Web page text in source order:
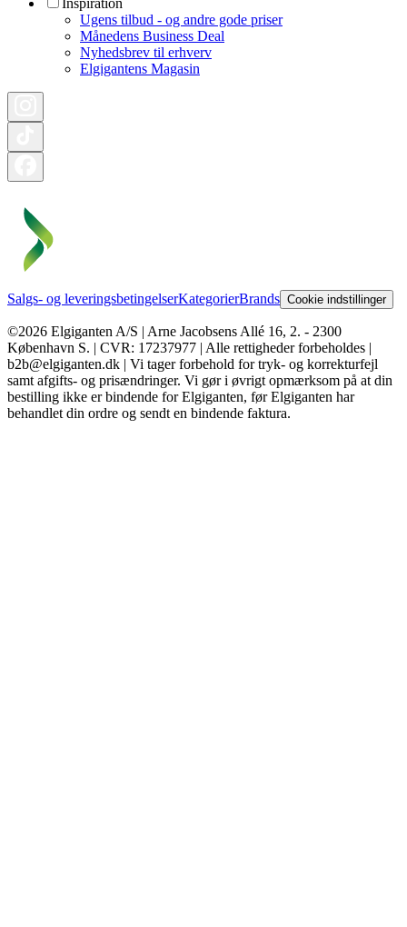
Inspiration
Ugens tilbud - og andre gode priser
Månedens Business Deal
Nyhedsbrev til erhverv
Elgigantens Magasin
Salgs- og leveringsbetingelserKategorierBrands Cookie indstillinger
©2026 Elgiganten A/S | Arne Jacobsens Allé 16, 2. - 2300
København S. | CVR: 17237977 | Alle rettigheder forbeholdes |
b2b@elgiganten.dk | Vi tager forbehold for tryk- og korrekturfejl
samt afgifts- og prisændringer. Vi gør i øvrigt opmærksom på at din
bestilling ikke er bindende for Elgiganten, før Elgiganten har
behandlet din ordre og sendt en bindende faktura.